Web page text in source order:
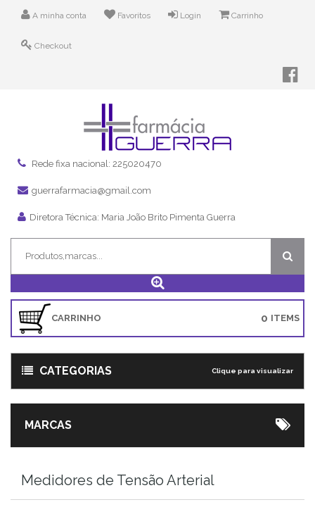
A minha conta Favoritos Login Carrinho
Checkout
Rede fixa nacional: 225020470
guerrafarmacia@gmail.com
Diretora Técnica: Maria João Brito Pimenta Guerra
CARRINHO ITEMS
0
CATEGORIAS Clique para visualizar
MARCAS
Medidores de Tensão Arterial